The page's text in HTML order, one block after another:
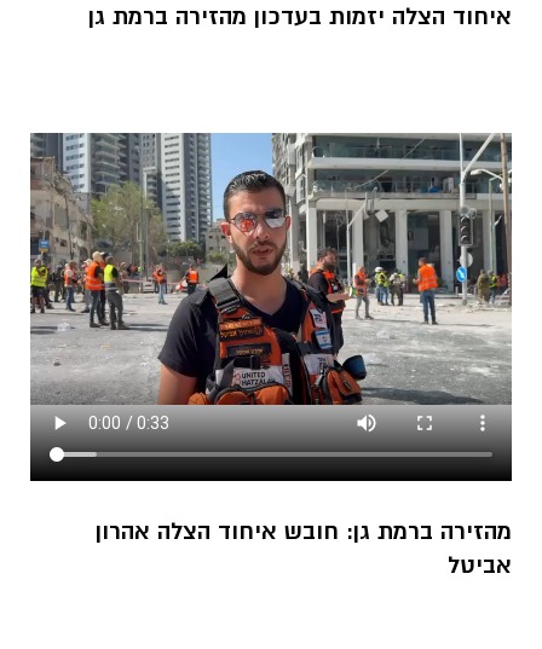
איחוד הצלה יזמות בעדכון מהזירה ברמת גן
מהזירה ברמת גן: חובש איחוד הצלה אהרון
אביטל